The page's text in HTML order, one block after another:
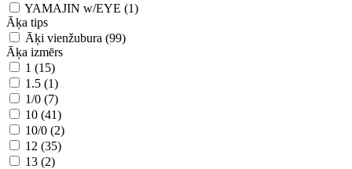
YAMAJIN w/EYE (1)
Āķa tips
Āķi vienžubura (99)
Āķa izmērs
1 (15)
1.5 (1)
1/0 (7)
10 (41)
10/0 (2)
12 (35)
13 (2)